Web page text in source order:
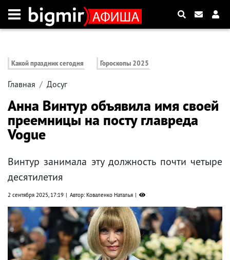
Какой праздник сегодня Гороскопы 2025
Главная Досуг
Анна Винтур объявила имя своей
преемницы на посту главреда
Vogue
Винтур занимала эту должность почти четыре
десятилетия
2 сентября 2025, 17:19 Автор: Коваленко Наталья